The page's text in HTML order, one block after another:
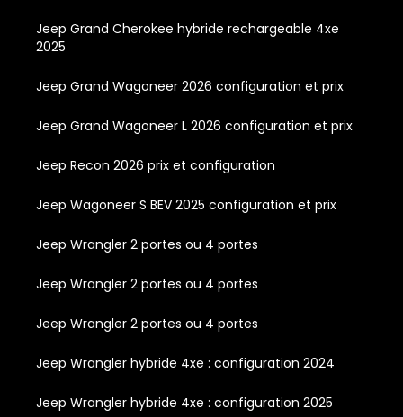
Jeep Grand Cherokee hybride rechargeable 4xe
2025
Jeep Grand Wagoneer 2026 configuration et prix
Jeep Grand Wagoneer L 2026 configuration et prix
Jeep Recon 2026 prix et configuration
Jeep Wagoneer S BEV 2025 configuration et prix
Jeep Wrangler 2 portes ou 4 portes
Jeep Wrangler 2 portes ou 4 portes
Jeep Wrangler 2 portes ou 4 portes
Jeep Wrangler hybride 4xe : configuration 2024
Jeep Wrangler hybride 4xe : configuration 2025